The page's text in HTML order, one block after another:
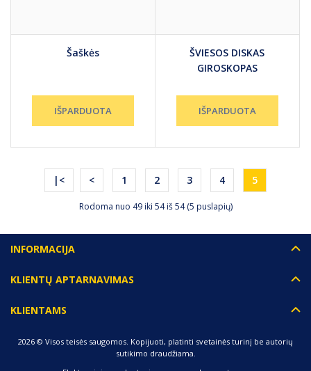
Šaškės
ŠVIESOS DISKAS
GIROSKOPAS
|< < 1 2 3 4 5
Rodoma nuo 49 iki 54 iš 54 (5 puslapių)
INFORMACIJA
KLIENTŲ APTARNAVIMAS
KLIENTAMS
2026 © Visos teisės saugomos. Kopijuoti, platinti svetainės turinį be autorių
sutikimo draudžiama.